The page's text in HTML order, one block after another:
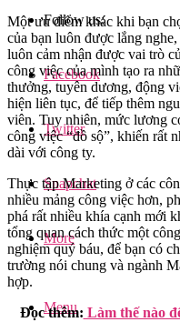
Follow us:
Facebook
Twitter
Snapchat
More
Menu
Một ưu điểm khác khi bạn
của bạn luôn được lắng
luôn cảm nhận được vai trò
công việc của mình tạo ra
thưởng, tuyên dương, động
hiện liên tục, để tiếp thêm
viên. Tuy nhiên, mức lương
công việc “đồ sộ”, khiến rất
dài với công ty.
Thực tập Marketing ở các
nhiều mảng công việc hơn,
phá rất nhiều khía cạnh mới
tổng quan cách thức một
nghiệm quý báu, để bạn có
trường nói chung và ngành
hợp.
Đọc thêm: Làm thế nào